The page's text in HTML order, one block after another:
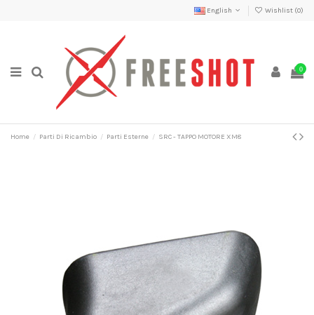
English Wishlist (0)
0
Home Parti Di Ricambio Parti Esterne SRC - TAPPO MOTORE XM8